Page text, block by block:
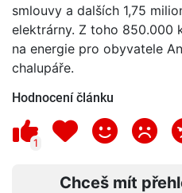
smlouvy a dalších 1,75
elektrárny. Z toho 850.000
na energie pro obyvatele
chalupáře.
Hodnocení článku
1
Chceš mít